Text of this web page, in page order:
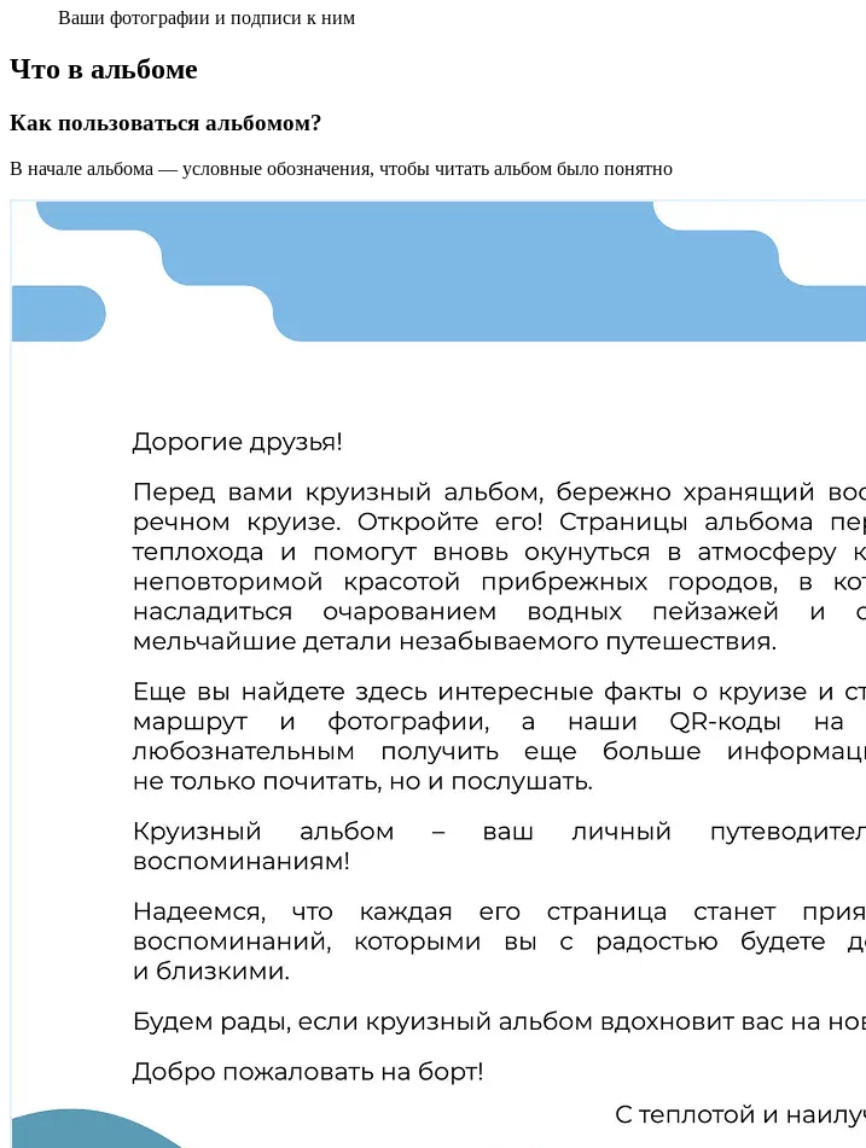
Ваши фотографии и подписи к ним
Что в альбоме
Как пользоваться альбомом?
В начале альбома — условные обозначения, чтобы читать альбом было понятно